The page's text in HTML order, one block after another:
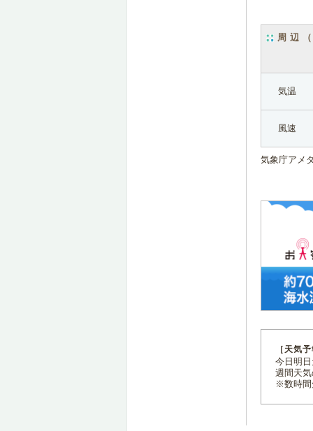
周辺
気温
風速
気象庁アメ
［天気
今日明
週間天
※数時間